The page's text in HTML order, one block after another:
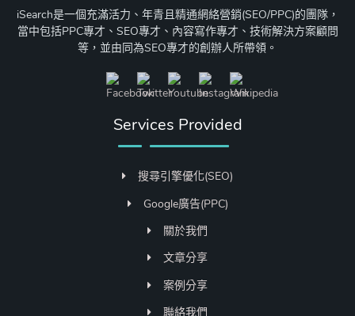
iSearch是一個充滿活力、年青且精通網絡營銷(SEO/PPC)的團隊，
當中包括PPC專才、SEO專才、內容寫作專才、技術解決方案顧問
等，並由同為SEO專才的創辦人所帶領。
Services Provided
搜尋引擎優化(SEO)
Google廣告(PPC)
關於我們
文章分享
案例分享
聯絡我們